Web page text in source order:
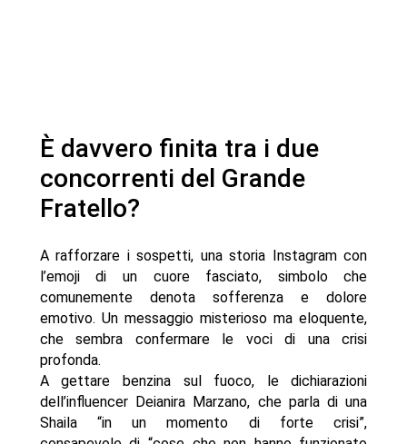
È davvero finita tra i due
concorrenti del Grande
Fratello?
A rafforzare i sospetti, una storia Instagram con
l’emoji di un cuore fasciato, simbolo che
comunemente denota sofferenza e dolore
emotivo. Un messaggio misterioso ma eloquente,
che sembra confermare le voci di una crisi
profonda.
A gettare benzina sul fuoco, le dichiarazioni
dell’influencer Deianira Marzano, che parla di una
Shaila “in un momento di forte crisi”,